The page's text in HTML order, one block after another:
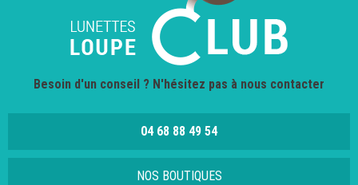
Besoin d'un conseil ? N'hésitez pas à nous contacter
04 68 88 49 54
NOS BOUTIQUES